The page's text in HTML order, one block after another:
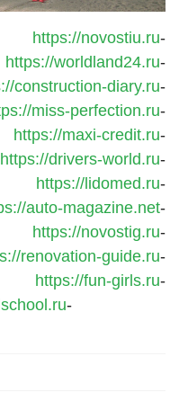
https://novostiu.ru-
https://worldland24.ru-
construction-diary.ru-
miss-perfection.ru-
https://maxi-credit.ru-
https://drivers-world.ru-
https://lidomed.ru-
auto-magazine.net-
https://novostig.ru-
renovation-guide.ru-
https://fun-girls.ru-
-